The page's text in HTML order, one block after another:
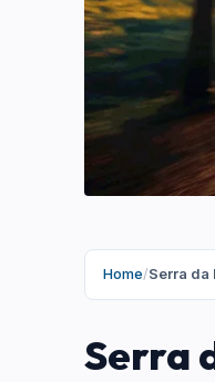
Home/Serra da
Serra